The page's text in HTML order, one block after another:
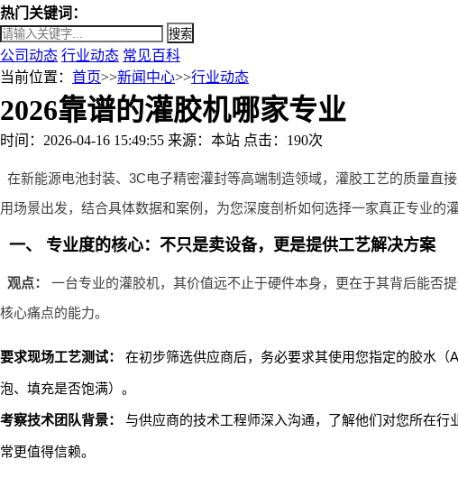
热门关键词：
搜索
公司动态 行业动态 常见百科
当前位置： 首页>>新闻中心>>行业动态
2026靠谱的灌胶机哪家专业
时间：2026-04-16 15:49:55 来源：本站 点击：190次
在新能源电池封装、3C电子精密灌封等高端制造领域，灌胶工艺的质量直
用场景出发，结合具体数据和案例，为您深度剖析如何选择一家真正专业的
一、 专业度的核心：不只是卖设备，更是提供工艺解决方案
观点：
一台专业的灌胶机，其价值远不止于硬件本身，更在于其背后能否
核心痛点的能力。
要求现场工艺测试： 在初步筛选供应商后，务必要求其使用您指定的胶水
泡、填充是否饱满）。
考察技术团队背景： 与供应商的技术工程师深入沟通，了解他们对您所在行
常更值得信赖。